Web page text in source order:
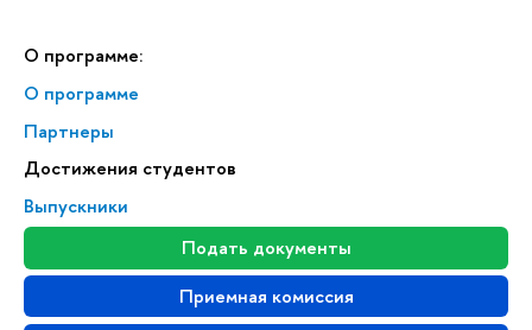
О программе:
О программе
Партнеры
Достижения студентов
Выпускники
Подать документы
Приемная комиссия